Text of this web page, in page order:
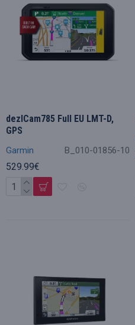
Garmin B_010-01856-10
dezlCam785 Full EU LMT-D,
GPS
529.99€